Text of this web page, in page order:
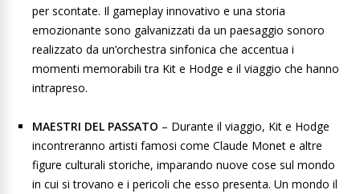
per scontate. Il gameplay innovativo e una storia
emozionante sono galvanizzati da un paesaggio sonoro
realizzato da un’orchestra sinfonica che accentua i
momenti memorabili tra Kit e Hodge e il viaggio che hanno
intrapreso.
MAESTRI DEL PASSATO – Durante il viaggio, Kit e Hodge
incontreranno artisti famosi come Claude Monet e altre
figure culturali storiche, imparando nuove cose sul mondo
in cui si trovano e i pericoli che esso presenta. Un mondo il